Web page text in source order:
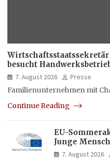
besucht
Freiburg
7. August 2026
Presse
Familienunternehmen mit
Continue Reading
EU-
Junge
Europas
7. August 2026